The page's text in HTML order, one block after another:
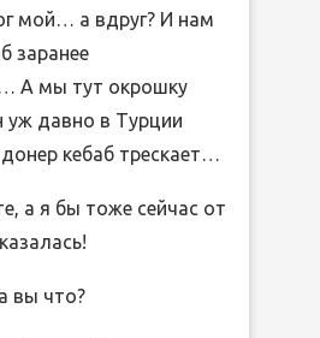
мой… а вдруг? И нам
заранее
А мы тут окрошку
уж давно в Турции
кебаб трескает…
а я бы тоже сейчас от
вы что?